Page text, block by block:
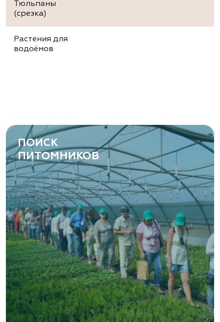
Тюльпаны
(срезка)
Растения для
водоёмов
ПОИСК
ПИТОМНИКОВ